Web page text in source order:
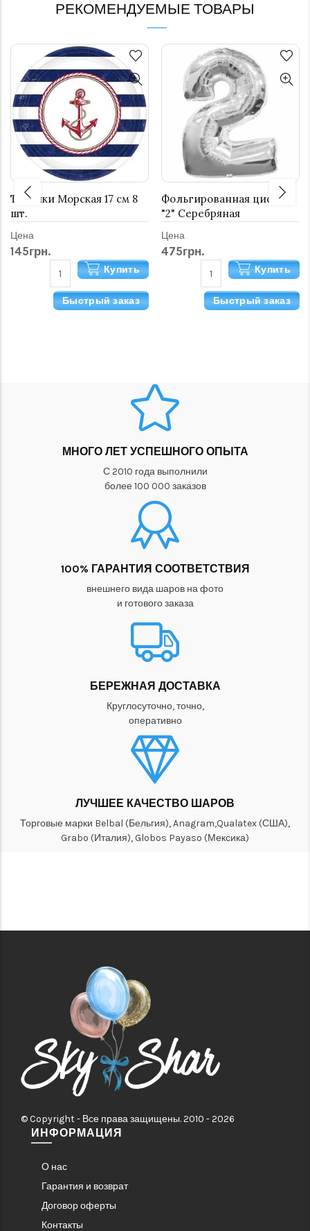
РЕКОМЕНДУЕМЫЕ ТОВАРЫ
Тарелки Морская 17 см 8
шт.
Цена
145грн.
Купить
Быстрый заказ
Фольгированная цифра
"2" Серебряная
Цена
475грн.
Купить
Быстрый заказ
МНОГО ЛЕТ УСПЕШНОГО ОПЫТА
С 2010 года выполнили
более 100 000 заказов
100% ГАРАНТИЯ СООТВЕТСТВИЯ
внешнего вида шаров на фото
и готового заказа
БЕРЕЖНАЯ ДОСТАВКА
Круглосуточно, точно,
оперативно
ЛУЧШЕЕ КАЧЕСТВО ШАРОВ
Торговые марки Belbal (Бельгия), Anagram,Qualatex (США),
Grabo (Италия), Globos Payaso (Мексика)
© Copyright - Все права защищены. 2010 - 2026
ИНФОРМАЦИЯ
О нас
Гарантия и возврат
Договор оферты
Контакты